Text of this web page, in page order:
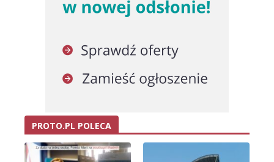
PROTO.PL POLECA